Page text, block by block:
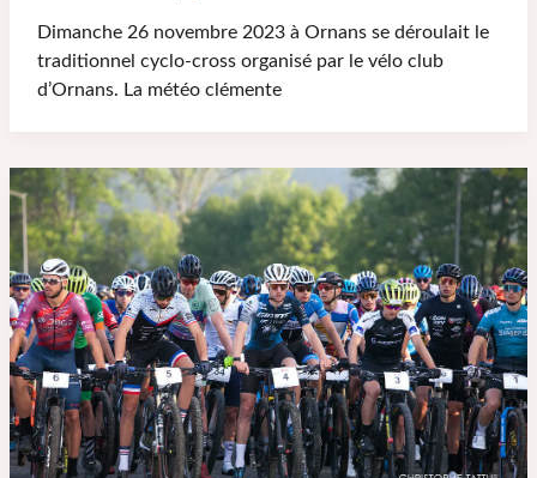
Dimanche 26 novembre 2023 à Ornans se déroulait le
traditionnel cyclo-cross organisé par le vélo club
d’Ornans. La météo clémente